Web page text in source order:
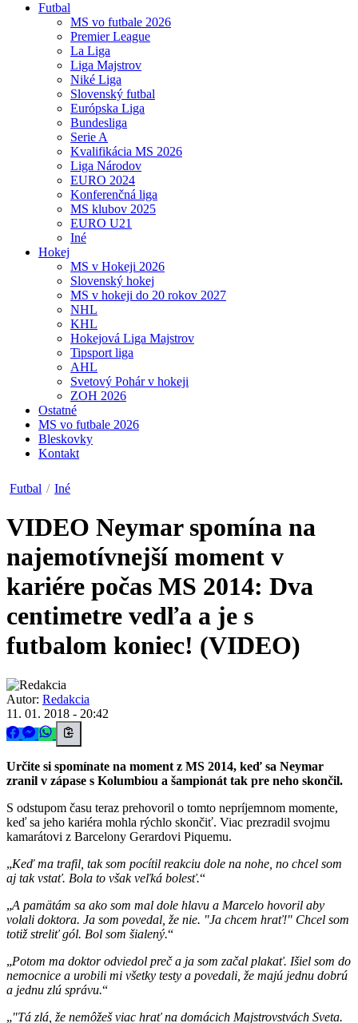
Futbal
MS vo futbale 2026
Premier League
La Liga
Liga Majstrov
Niké Liga
Slovenský futbal
Európska Liga
Bundesliga
Serie A
Kvalifikácia MS 2026
Liga Národov
EURO 2024
Konferenčná liga
MS klubov 2025
EURO U21
Iné
Hokej
MS v Hokeji 2026
Slovenský hokej
MS v hokeji do 20 rokov 2027
NHL
KHL
Hokejová Liga Majstrov
Tipsport liga
AHL
Svetový Pohár v hokeji
ZOH 2026
Ostatné
MS vo futbale 2026
Bleskovky
Kontakt
Futbal / Iné
VIDEO Neymar spomína na
najemotívnejší moment v
kariére počas MS 2014: Dva
centimetre vedľa a je s
futbalom koniec! (VIDEO)
Autor: Redakcia
11. 01. 2018 - 20:42
Určite si spomínate na moment z MS 2014, keď sa Neymar
zranil v zápase s Kolumbiou a šampionát tak pre neho skončil.
S odstupom času teraz prehovoril o tomto nepríjemnom momente,
keď sa jeho kariéra mohla rýchlo skončiť. Viac prezradil svojmu
kamarátovi z Barcelony Gerardovi Piquemu.
Keď ma trafil, tak som pocítil reakciu dole na nohe, no chcel som
aj tak vstať. Bola to však veľká bolesť.
A pamätám sa ako som mal dole hlavu a Marcelo hovoril aby
volali doktora. Ja som povedal, že nie. "Ja chcem hrať!" Chcel som
totiž streliť gól. Bol som šialený.
Potom ma doktor odviedol preč a ja som začal plakať. Išiel som do
nemocnice a urobili mi všetky testy a povedali, že majú jednu dobrú
a jednu zlú správu.
"Tá zlá, že nemôžeš viac hrať na domácich Majstrovstvách Sveta.